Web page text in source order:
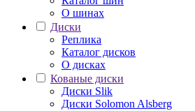
О шинах
Диски
Реплика
Каталог дисков
О дисках
Кованые диски
Диски Slik
Диски Solomon Alsberg